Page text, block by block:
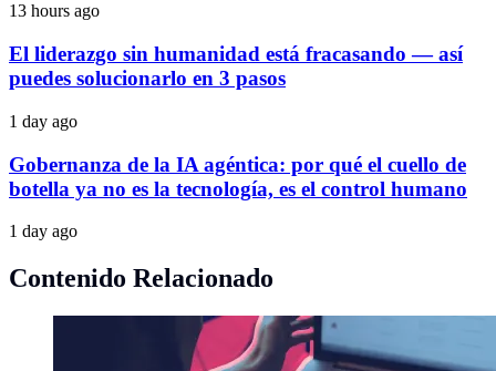
13 hours ago
El liderazgo sin humanidad está fracasando — así
puedes solucionarlo en 3 pasos
1 day ago
Gobernanza de la IA agéntica: por qué el cuello de
botella ya no es la tecnología, es el control humano
1 day ago
Contenido Relacionado